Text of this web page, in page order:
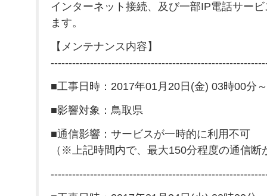
インターネット接続、及び一部IP電話サー
ます。
【メンテナンス内容】
■工事日時：2017年01月20日(金) 03時00分
■影響対象：鳥取県
■通信影響：サービスが一時的に利用不可
（※上記時間内で、最大150分程度の通信断